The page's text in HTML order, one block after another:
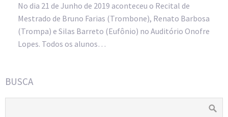
No dia 21 de Junho de 2019 aconteceu o Recital de
Mestrado de Bruno Farias (Trombone), Renato Barbosa
(Trompa) e Silas Barreto (Eufônio) no Auditório Onofre
Lopes. Todos os alunos…
BUSCA